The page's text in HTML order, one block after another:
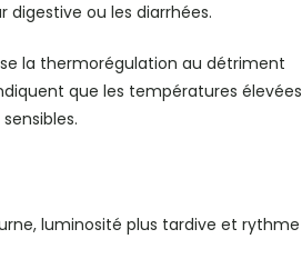
ou les diarrhées.
la thermorégulation au détriment
que les températures élevées
luminosité plus tardive et rythme